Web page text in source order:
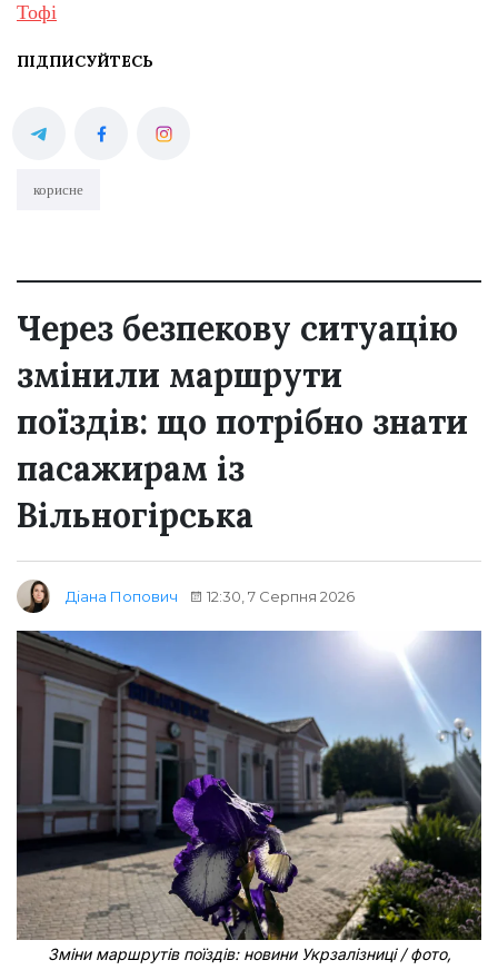
Тофі
ПІДПИСУЙТЕСЬ
корисне
Через безпекову ситуацію
змінили маршрути
поїздів: що потрібно знати
пасажирам із
Вільногірська
Діана Попович 12:30, 7 Серпня 2026
Зміни маршрутів поїздів: новини Укрзалізниці / фото,